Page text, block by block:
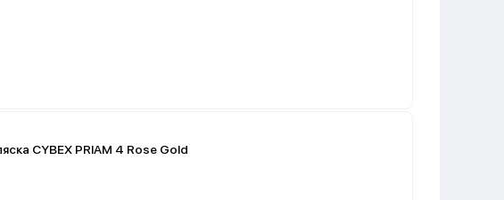
CYBEX PRIAM 4 Rose Gold